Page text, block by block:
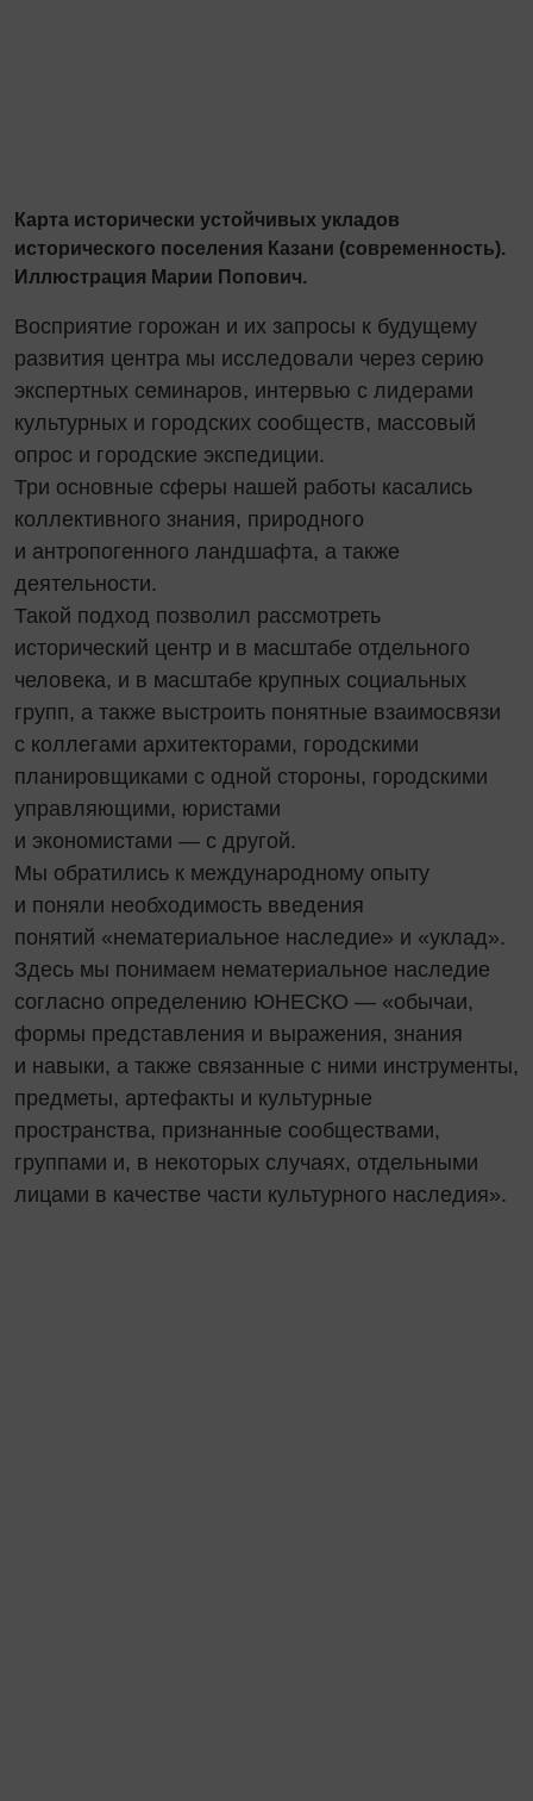
Карта исторически устойчивых укладов
исторического поселения Казани (современность).
Иллюстрация Марии Попович.
Восприятие горожан и их запросы к будущему
развития центра мы исследовали через серию
экспертных семинаров, интервью с лидерами
культурных и городских сообществ, массовый
опрос и городские экспедиции.
Три основные сферы нашей работы касались
коллективного знания, природного
и антропогенного ландшафта, а также
деятельности.
Такой подход позволил рассмотреть
исторический центр и в масштабе отдельного
человека, и в масштабе крупных социальных
групп, а также выстроить понятные взаимосвязи
с коллегами архитекторами, городскими
планировщиками с одной стороны, городскими
управляющими, юристами
и экономистами — с другой.
Мы обратились к международному опыту
и поняли необходимость введения
понятий «нематериальное наследие» и «уклад».
Здесь мы понимаем нематериальное наследие
согласно определению ЮНЕСКО — «обычаи,
формы представления и выражения, знания
и навыки, а также связанные с ними инструменты,
предметы, артефакты и культурные
пространства, признанные сообществами,
группами и, в некоторых случаях, отдельными
лицами в качестве части культурного наследия».